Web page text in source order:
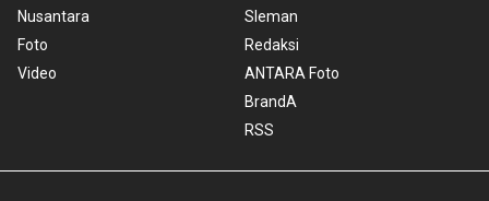
Nusantara
Foto
Video
Sleman
Redaksi
ANTARA Foto
BrandA
RSS